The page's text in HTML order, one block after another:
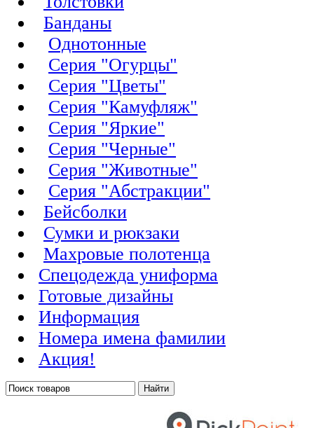
Банданы
Однотонные
Серия "Огурцы"
Серия "Цветы"
Серия "Камуфляж"
Серия "Яркие"
Серия "Черные"
Серия "Животные"
Серия "Абстракции"
Бейсболки
Сумки и рюкзаки
Махровые полотенца
Cпецодежда униформа
Готовые дизайны
Информация
Номера имена фамилии
Акция!